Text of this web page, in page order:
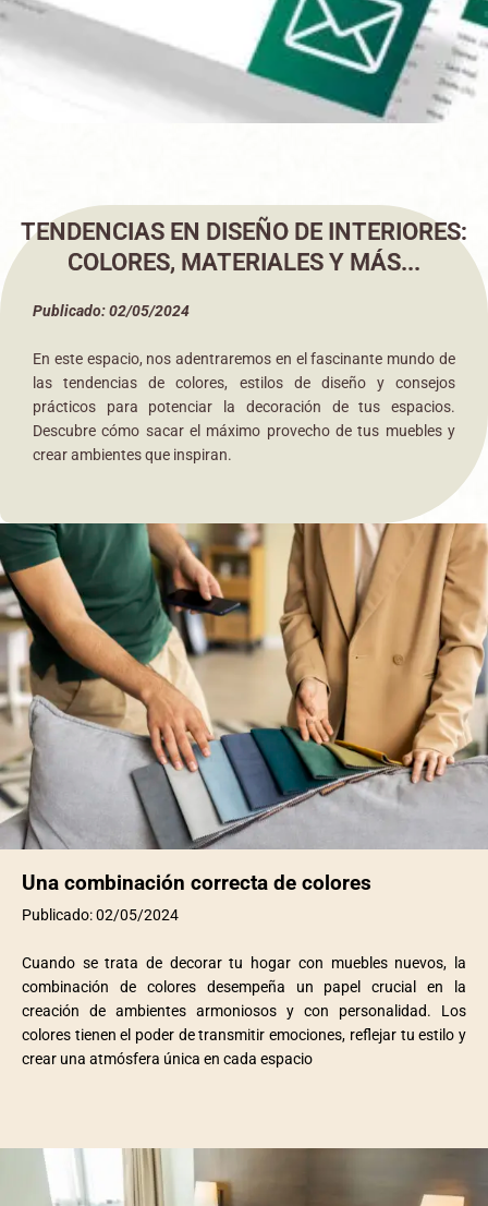
TENDENCIAS EN DISEÑO DE INTERIORES:
COLORES, MATERIALES Y MÁS...
Publicado: 02/05/2024
En este espacio, nos adentraremos en el fascinante mundo de
las tendencias de colores, estilos de diseño y consejos
prácticos para potenciar la decoración de tus espacios.
Descubre cómo sacar el máximo provecho de tus muebles y
crear ambientes que inspiran.
Una combinación correcta de colores
Publicado: 02/05/2024
Cuando se trata de decorar tu hogar con muebles nuevos, la
combinación de colores desempeña un papel crucial en la
creación de ambientes armoniosos y con personalidad. Los
colores tienen el poder de transmitir emociones, reflejar tu estilo y
crear una atmósfera única en cada espacio